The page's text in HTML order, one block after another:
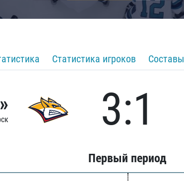
Статистика игроков Составы
3:1
Первый период